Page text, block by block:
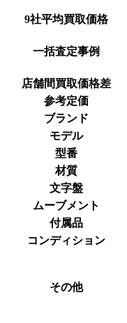
9社平均買取価格
一括査定事例
店舗間買取価格差
参考定価
ブランド
モデル
型番
材質
文字盤
ムーブメント
付属品
コンディション
その他